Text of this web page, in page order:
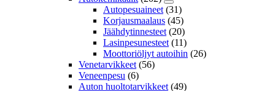
Autopesuaineet (31)
Korjausmaalaus (45)
Jäähdytinnesteet (20)
Lasinpesunesteet (11)
Moottoriöljyt autoihin (26)
Venetarvikkeet (56)
Veneenpesu (6)
Auton huoltotarvikkeet (49)